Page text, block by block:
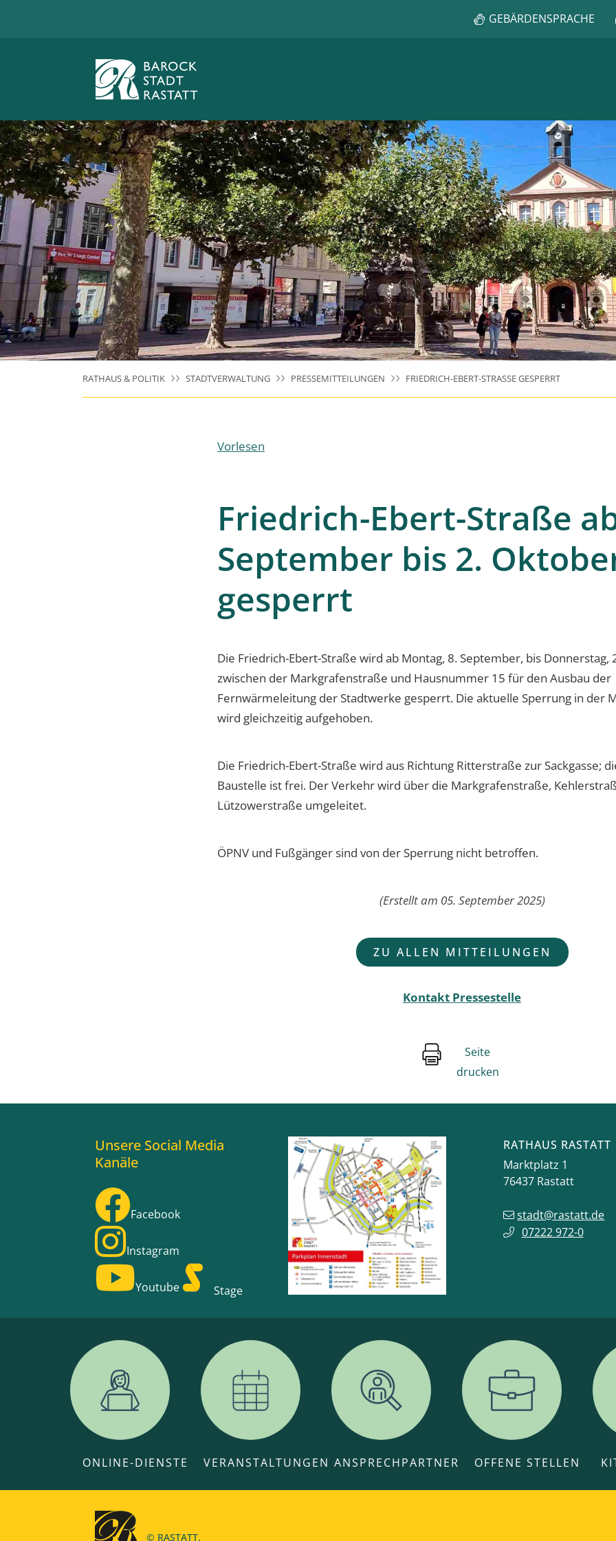
GEBÄRDENSPRACHE
RATHAUS & POLITIK STADTVERWALTUNG PRESSEMITTEILUNGEN FRIEDRICH-EBERT-STRASSE GESPERRT
Vorlesen
Friedrich-Ebert-Straße
September bis 2.
gesperrt
Die Friedrich-Ebert-Straße wird ab Montag, 8. September, bis Donnerstag,
zwischen der Markgrafenstraße und Hausnummer 15 für den Ausbau der
Fernwärmeleitung der Stadtwerke gesperrt. Die aktuelle Sperrung in der
wird gleichzeitig aufgehoben.
Die Friedrich-Ebert-Straße wird aus Richtung Ritterstraße zur Sackgasse;
Baustelle ist frei. Der Verkehr wird über die Markgrafenstraße,
Lützowerstraße umgeleitet.
ÖPNV und Fußgänger sind von der Sperrung nicht betroffen.
(Erstellt am 05. September 2025)
ZU ALLEN MITTEILUNGEN
Kontakt Pressestelle
Seite
drucken
Unsere Social Media
Kanäle
Facebook
Instagram
Youtube Stage
RATHAUS RASTATT
Marktplatz 1
76437 Rastatt
stadt@rastatt.de
07222 972-0
ONLINE-DIENSTE VERANSTALTUNGEN ANSPRECHPARTNER OFFENE STELLEN
© RASTATT.